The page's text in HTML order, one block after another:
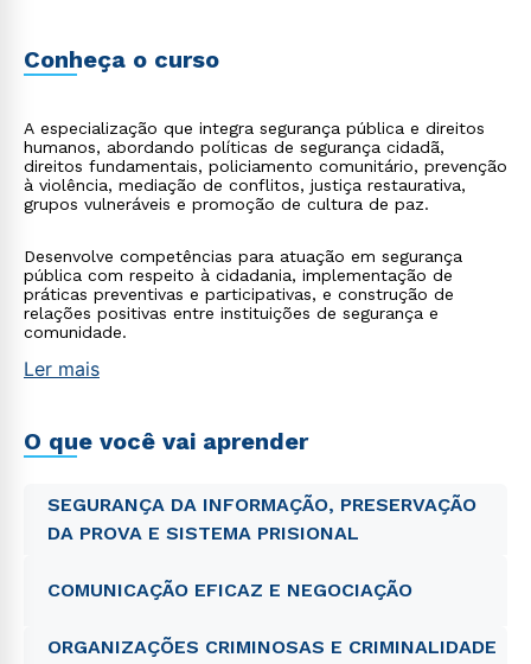
Conheça o curso
A especialização que integra segurança pública e direitos
humanos, abordando políticas de segurança cidadã,
direitos fundamentais, policiamento comunitário, prevenção
à violência, mediação de conflitos, justiça restaurativa,
grupos vulneráveis e promoção de cultura de paz.
Desenvolve competências para atuação em segurança
pública com respeito à cidadania, implementação de
práticas preventivas e participativas, e construção de
relações positivas entre instituições de segurança e
comunidade.
Ler mais
O que você vai aprender
SEGURANÇA DA INFORMAÇÃO, PRESERVAÇÃO
DA PROVA E SISTEMA PRISIONAL
COMUNICAÇÃO EFICAZ E NEGOCIAÇÃO
ORGANIZAÇÕES CRIMINOSAS E CRIMINALIDADE